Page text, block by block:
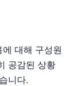
대해 구성원
공감된 상황
니다.